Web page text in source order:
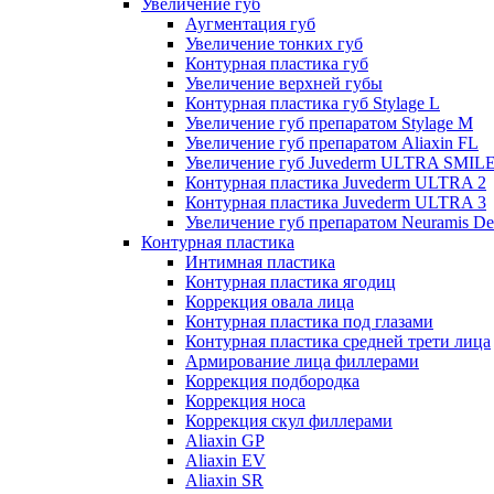
Увеличение губ
Аугментация губ
Увеличение тонких губ
Контурная пластика губ
Увеличение верхней губы
Контурная пластика губ Stylage L
Увеличение губ препаратом Stylage M
Увеличение губ препаратом Aliaxin FL
Увеличение губ Juvederm ULTRA
Контурная пластика Juvederm ULTRA 2
Контурная пластика Juvederm ULTRA 3
Увеличение губ препаратом Neuramis
Контурная пластика
Интимная пластика
Контурная пластика ягодиц
Коррекция овала лица
Контурная пластика под глазами
Контурная пластика средней трети лица
Армирование лица филлерами
Коррекция подбородка
Коррекция носа
Коррекция скул филлерами
Aliaxin GP
Aliaxin EV
Aliaxin SR